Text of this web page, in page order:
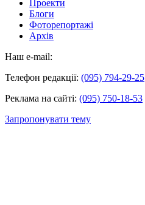
Проекти
Блоги
Фоторепортажі
Архів
Наш e-mail:
Телефон редакції: (095) 794-29-25
Реклама на сайті: (095) 750-18-53
Запропонувати тему